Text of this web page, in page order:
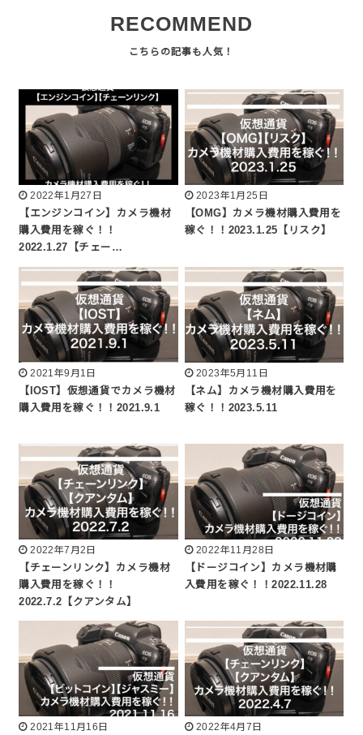
RECOMMEND
2022年1月27日
【エンジンコイン】カメラ機材
購入費用を稼ぐ！！
2022.1.27【チェー…
2023年1月25日
【OMG】カメラ機材購入費用を
稼ぐ！！2023.1.25【リスク】
2021年9月1日
【IOST】仮想通貨でカメラ機材
購入費用を稼ぐ！！2021.9.1
2023年5月11日
【ネム】カメラ機材購入費用を
稼ぐ！！2023.5.11
2022年7月2日
【チェーンリンク】カメラ機材
購入費用を稼ぐ！！
2022.7.2【クアンタム】
2022年11月28日
【ドージコイン】カメラ機材購
入費用を稼ぐ！！2022.11.28
2021年11月16日 2022年4月7日